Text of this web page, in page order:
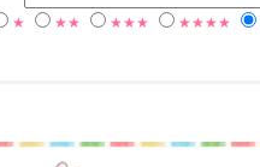
★ ★★ ★★★ ★★★★